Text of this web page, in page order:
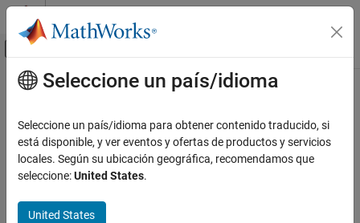
Saltar al contenido
Mostrar/ocultar menú de navegación
Inicio de Documentación
Contenido principal
How useful was this information?
Seleccione un país/idioma
Seleccione un país/idioma para obtener contenido traducido, si
está disponible, y ver eventos y ofertas de productos y servicios
locales. Según su ubicación geográfica, recomendamos que
seleccione:United States.
United States